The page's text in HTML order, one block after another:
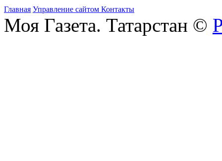
Главная Управление сайтом Контакты
Моя Газета. Татарстан ©